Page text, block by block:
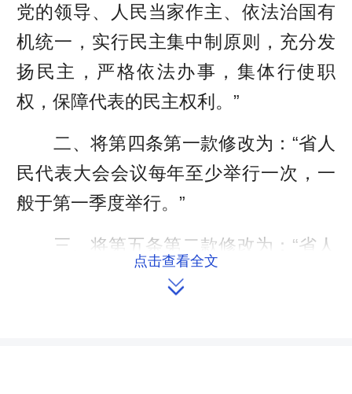
党的领导、人民当家作主、依法治国有
机统一，实行民主集中制原则，充分发
扬民主，严格依法办事，集体行使职
权，保障代表的民主权利。”
二、将第四条第一款修改为：“省人
民代表大会会议每年至少举行一次，一
般于第一季度举行。”
三、将第五条第二款修改为：“省人
民代表大会常务委员会应当在省人民代
点击查看全文
